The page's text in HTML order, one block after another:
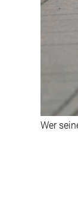
Wer